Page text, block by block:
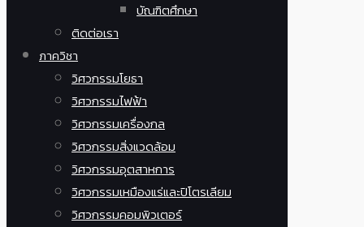
บัณฑิตศึกษา
ติดต่อเรา
ภาควิชา
วิศวกรรมโยธา
วิศวกรรมไฟฟ้า
วิศวกรรมเครื่องกล
วิศวกรรมสิ่งแวดล้อม
วิศวกรรมอุตสาหการ
วิศวกรรมเหมืองแร่และปิโตรเลียม
วิศวกรรมคอมพิวเตอร์